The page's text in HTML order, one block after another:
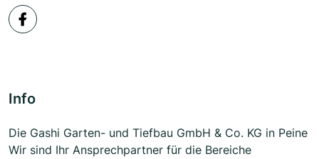
Info
Die Gashi Garten- und Tiefbau GmbH & Co. KG in Peine
Wir sind Ihr Ansprechpartner für die Bereiche